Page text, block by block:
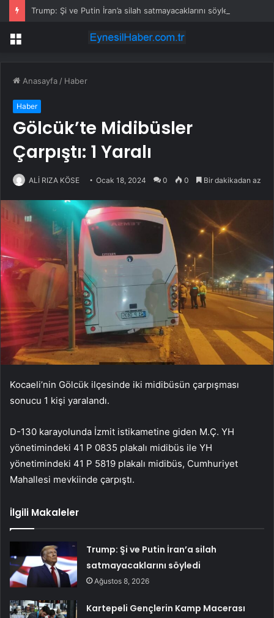
Trump: Şi ve Putin İran’a silah satmayacaklarını söyledi
Menü
Anasayfa / Haber
Haber
Gölcük’te Midibüsler
Çarpıştı: 1 Yaralı
ALİ RIZA KÖSE Ocak 18, 2024 0 0 Bir dakikadan az
Kocaeli’nin Gölcük ilçesinde iki midibüsün çarpışması
sonucu 1 kişi yaralandı.
D-130 karayolunda İzmit istikametine giden M.Ç. YH
yönetimindeki 41 P 0835 plakalı midibüs ile YH
yönetimindeki 41 P 5819 plakalı midibüs, Cumhuriyet
Mahallesi mevkiinde çarpıştı.
İlgili Makaleler
Trump: Şi ve Putin İran’a silah
satmayacaklarını söyledi
Ağustos 8, 2026
Kartepeli Gençlerin Kamp Macerası